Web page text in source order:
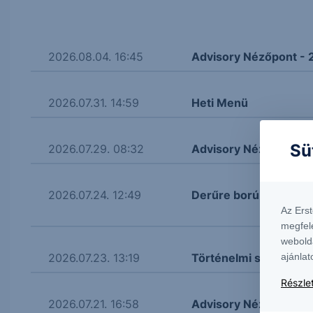
2026.08.04. 16:45 Advisory Nézőpont -
2026.07.31. 14:59 Heti Menü
2026.07.29. 08:32 Advisory Nézőpont -
2026.07.24. 12:49 Derűre ború
2026.07.23. 13:19 Történelmi szintek
2026.07.21. 16:58 Advisory Nézőpont -
Az